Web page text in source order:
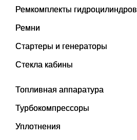
Ремкомплекты гидроцилиндров
Ремни
Стартеры и генераторы
Стекла кабины
Топливная аппаратура
Турбокомпрессоры
Уплотнения